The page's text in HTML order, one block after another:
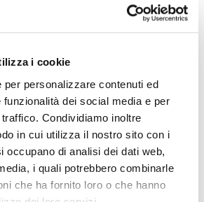
i cookie
personalizzare contenuti ed
dei social media e per
Condividiamo inoltre
in cui utilizza il nostro sito con i
occupano di analisi dei dati web,
i quali potrebbero combinarle
che ha fornito loro o che hanno
specializzati in affissione della
perfetto equilibrio che riesce a
visivo trascende la sola
affermandosi come
grafica.
di oltre 800 manifesti
per istituzioni culturali; la
un’ampia selezione, con un
integrano la fotografia.